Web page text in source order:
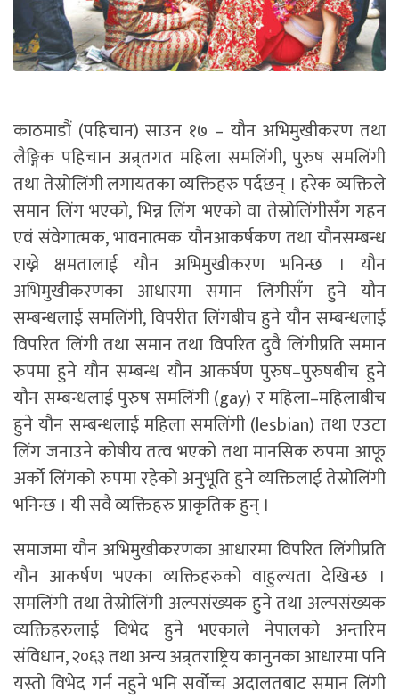
काठमाडौं (पहिचान) साउन १७ – यौन अभिमुखीकरण तथा
लैङ्गिक पहिचान अन्र्तगत महिला समलिंगी, पुरुष समलिंगी
तथा तेस्रोलिंगी लगायतका व्यक्तिहरु पर्दछन् । हरेक व्यक्तिले
समान लिंग भएको, भिन्न लिंग भएको वा तेस्रोलिंगीसँग गहन
एवं संवेगात्मक, भावनात्मक यौनआकर्षकण तथा यौनसम्बन्ध
राख्ने क्षमतालाई यौन अभिमुखीकरण भनिन्छ । यौन
अभिमुखीकरणका आधारमा समान लिंगीसँग हुने यौन
सम्बन्धलाई समलिंगी, विपरीत लिंगबीच हुने यौन सम्बन्धलाई
विपरित लिंगी तथा समान तथा विपरित दुवै लिंगीप्रति समान
रुपमा हुने यौन सम्बन्ध यौन आकर्षण पुरुष–पुरुषबीच हुने
यौन सम्बन्धलाई पुरुष समलिंगी (gay) र महिला–महिलाबीच
हुने यौन सम्बन्धलाई महिला समलिंगी (lesbian) तथा एउटा
लिंग जनाउने कोषीय तत्व भएको तथा मानसिक रुपमा आफू
अर्को लिंगको रुपमा रहेको अनुभूति हुने व्यक्तिलाई तेस्रोलिंगी
भनिन्छ । यी सवै व्यक्तिहरु प्राकृतिक हुन् ।
समाजमा यौन अभिमुखीकरणका आधारमा विपरित लिंगीप्रति
यौन आकर्षण भएका व्यक्तिहरुको वाहुल्यता देखिन्छ ।
समलिंगी तथा तेस्रोलिंगी अल्पसंख्यक हुने तथा अल्पसंख्यक
व्यक्तिहरुलाई विभेद हुने भएकाले नेपालको अन्तरिम
संविधान, २०६३ तथा अन्य अन्र्तराष्ट्रिय कानुनका आधारमा पनि
यस्तो विभेद गर्न नहुने भनि सर्वोच्च अदालतबाट समान लिंगी